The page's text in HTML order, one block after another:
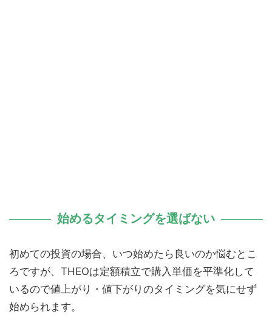
始めるタイミングを選ばない
初めての投資の場合、いつ始めたら良いのか悩むとこ
ろですが、THEOは定額積立で購入単価を平準化して
いるので値上がり・値下がりのタイミングを気にせず
始められます。